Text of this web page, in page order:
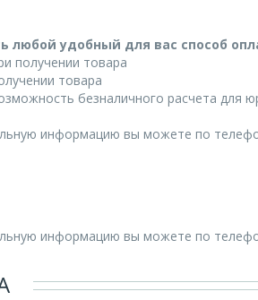
любой удобный для вас способ
получении товара
товара
безналичного расчета для
информацию вы можете по
информацию вы можете по